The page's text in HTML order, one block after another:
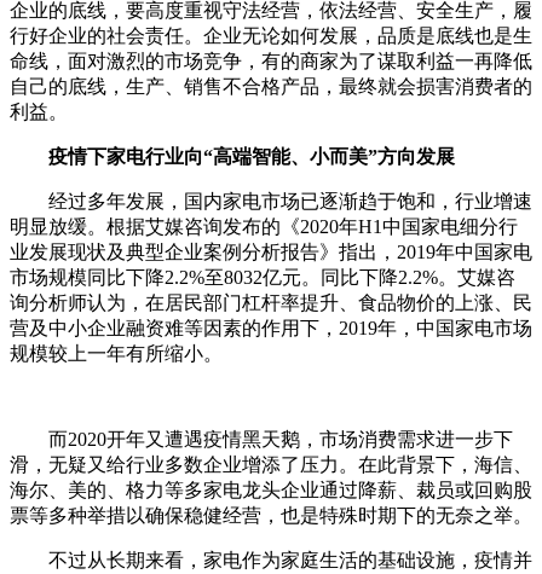
企业的底线，要高度重视守法经营，依法经营、安全生产，履
行好企业的社会责任。企业无论如何发展，品质是底线也是生
命线，面对激烈的市场竞争，有的商家为了谋取利益一再降低
自己的底线，生产、销售不合格产品，最终就会损害消费者的
利益。
疫情下家电行业向“高端智能、小而美”方向发展
经过多年发展，国内家电市场已逐渐趋于饱和，行业增速
明显放缓。根据艾媒咨询发布的《2020年H1中国家电细分行
业发展现状及典型企业案例分析报告》指出，2019年中国家电
市场规模同比下降2.2%至8032亿元。同比下降2.2%。艾媒咨
询分析师认为，在居民部门杠杆率提升、食品物价的上涨、民
营及中小企业融资难等因素的作用下，2019年，中国家电市场
规模较上一年有所缩小。
而2020开年又遭遇疫情黑天鹅，市场消费需求进一步下
滑，无疑又给行业多数企业增添了压力。在此背景下，海信、
海尔、美的、格力等多家电龙头企业通过降薪、裁员或回购股
票等多种举措以确保稳健经营，也是特殊时期下的无奈之举。
不过从长期来看，家电作为家庭生活的基础设施，疫情并